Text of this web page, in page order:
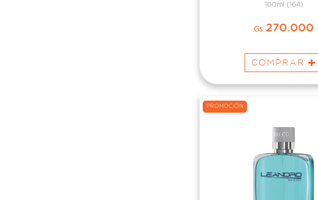
100ml (164)
Gs 270.000
COMPRAR
PROMOCIÓN